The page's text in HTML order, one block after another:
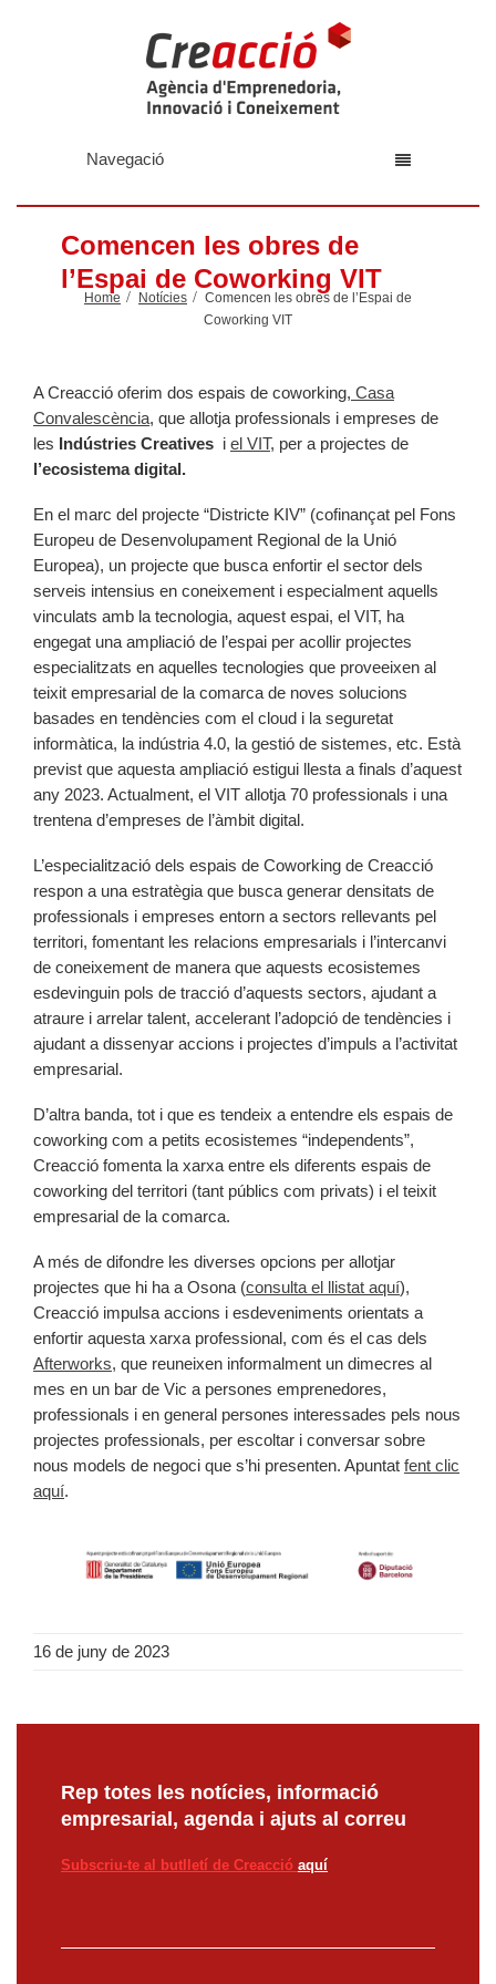
Navegació
Comencen les obres de
l’Espai de Coworking VIT
Home Notícies
Comencen les obres de l’Espai de
Coworking VIT
A Creacció oferim dos espais de coworking, Casa
Convalescència, que allotja professionals i empreses de
les Indústries Creatives i el VIT, per a projectes de
l’ecosistema digital.
En el marc del projecte “Districte KIV” (cofinançat pel Fons
Europeu de Desenvolupament Regional de la Unió
Europea), un projecte que busca enfortir el sector dels
serveis intensius en coneixement i especialment aquells
vinculats amb la tecnologia, aquest espai, el VIT, ha
engegat una ampliació de l’espai per acollir projectes
especialitzats en aquelles tecnologies que proveeixen al
teixit empresarial de la comarca de noves solucions
basades en tendències com el cloud i la seguretat
informàtica, la indústria 4.0, la gestió de sistemes, etc. Està
previst que aquesta ampliació estigui llesta a finals d’aquest
any 2023. Actualment, el VIT allotja 70 professionals i una
trentena d’empreses de l’àmbit digital.
L’especialització dels espais de Coworking de Creacció
respon a una estratègia que busca generar densitats de
professionals i empreses entorn a sectors rellevants pel
territori, fomentant les relacions empresarials i l’intercanvi
de coneixement de manera que aquests ecosistemes
esdevinguin pols de tracció d’aquests sectors, ajudant a
atraure i arrelar talent, accelerant l’adopció de tendències i
ajudant a dissenyar accions i projectes d’impuls a l’activitat
empresarial.
D’altra banda, tot i que es tendeix a entendre els espais de
coworking com a petits ecosistemes “independents”,
Creacció fomenta la xarxa entre els diferents espais de
coworking del territori (tant públics com privats) i el teixit
empresarial de la comarca.
A més de difondre les diverses opcions per allotjar
projectes que hi ha a Osona (consulta el llistat aquí),
Creacció impulsa accions i esdeveniments orientats a
enfortir aquesta xarxa professional, com és el cas dels
Afterworks, que reuneixen informalment un dimecres al
mes en un bar de Vic a persones emprenedores,
professionals i en general persones interessades pels nous
projectes professionals, per escoltar i conversar sobre
nous models de negoci que s’hi presenten. Apuntat fent clic
aquí.
16 de juny de 2023
Rep totes les notícies, informació
empresarial, agenda i ajuts al correu
Subscriu-te al butlletí de Creacció aquí